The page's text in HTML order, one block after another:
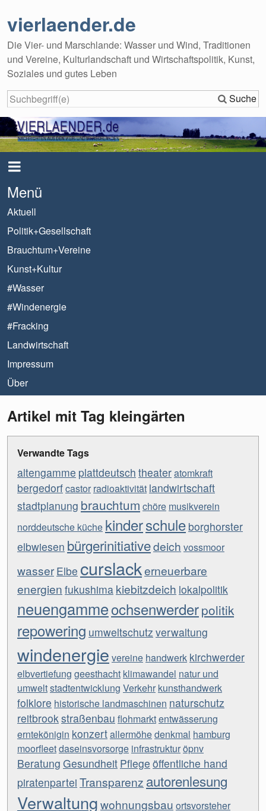
vierlaender.de
Die Vier- und Marschlande: Wasser und Wind, Traditionen
und Vereine, Kulturlandschaft und Wirtschaftspolitik, Kunst,
Soziales und gutes Leben
Suche
Menü
Aktuell
Politik+Gesellschaft
Brauchtum+Vereine
Kunst+Kultur
#Wasser
#Windenergie
#Fracking
Landwirtschaft
Impressum
Über
Artikel mit Tag kleingärten
Verwandte Tags
altengamme plattdeutsch theateratomkraft
bergedorfcastor radioaktivität landwirtschaft
stadtplanung brauchtum chöre musikverein
norddeutsche küche kinderschule borghorster
elbwiesen bürgerinitiativedeich vossmoor
wasser Elbe curslackerneuerbare
energien fukushima kiebitzdeich lokalpolitik
neuengammeochsenwerderpolitik
repowering umweltschutz verwaltung
windenergie vereine handwerk kirchwerder
elbvertiefung geesthacht klimawandel natur und
umweltstadtentwicklung Verkehr kunsthandwerk
folklore historische landmaschinen naturschutz
reitbrook straßenbau flohmarktentwässerung
erntekönigin konzertallermöhedenkmal hamburg
moorfleetdaseinsvorsorge infrastrukturöpnv
Beratung Gesundheit Pflege öffentliche hand
piratenpartei Transparenz autorenlesung
Verwaltungwohnungsbau ortsvorsteher